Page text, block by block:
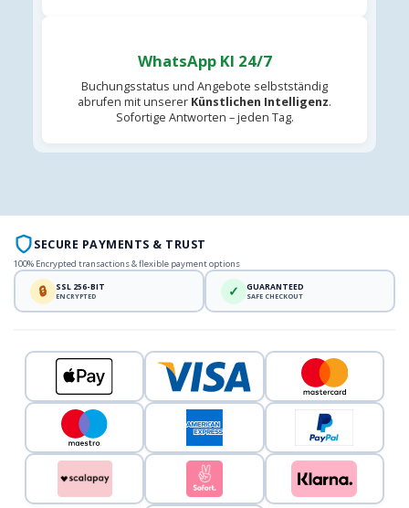
WhatsApp KI 24/7
Buchungsstatus und Angebote selbstständig
abrufen mit unserer Künstlichen Intelligenz.
Sofortige Antworten – jeden Tag.
SECURE PAYMENTS & TRUST
100% Encrypted transactions & flexible payment options
🔒 SSL 256-BIT
ENCRYPTED ✓ GUARANTEED
SAFE CHECKOUT